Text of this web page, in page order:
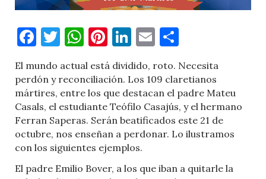
Facebook
Twitter
WhatsApp
Pinterest
LinkedIn
Email
El mundo actual está dividido, roto. Necesita
perdón y reconciliación. Los 109 claretianos
mártires, entre los que destacan el padre Mateu
Casals, el estudiante Teófilo Casajús, y el hermano
Ferran Saperas. Serán beatificados este 21 de
octubre, nos enseñan a perdonar. Lo ilustramos
con los siguientes ejemplos.
El padre Emilio Bover, a los que iban a quitarle la